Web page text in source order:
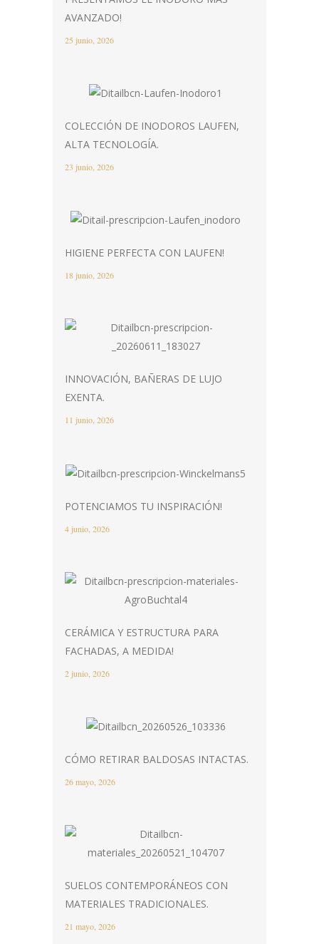
AVANZADO!
25 junio, 2026
COLECCIÓN DE INODOROS LAUFEN,
ALTA TECNOLOGÍA.
23 junio, 2026
HIGIENE PERFECTA CON LAUFEN!
18 junio, 2026
INNOVACIÓN, BAÑERAS DE LUJO
EXENTA.
11 junio, 2026
POTENCIAMOS TU INSPIRACIÓN!
4 junio, 2026
CERÁMICA Y ESTRUCTURA PARA
FACHADAS, A MEDIDA!
2 junio, 2026
CÓMO RETIRAR BALDOSAS INTACTAS.
26 mayo, 2026
SUELOS CONTEMPORÁNEOS CON
MATERIALES TRADICIONALES.
21 mayo, 2026